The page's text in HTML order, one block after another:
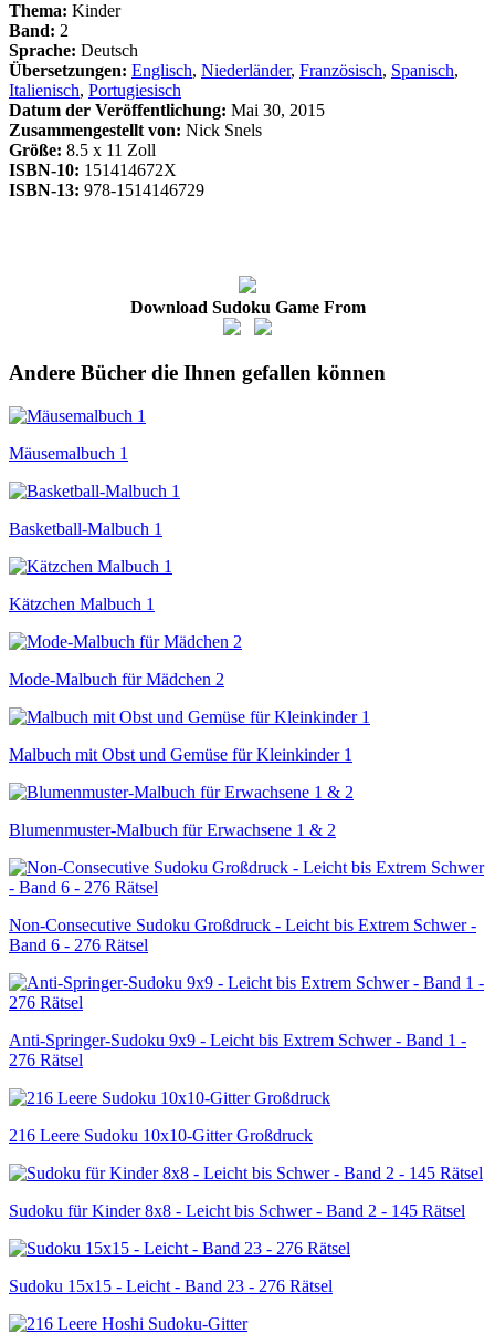
Thema: Kinder
Band: 2
Sprache: Deutsch
Übersetzungen: Englisch, Niederländer, Französisch, Spanisch,
Italienisch, Portugiesisch
Datum der Veröffentlichung: Mai 30, 2015
Zusammengestellt von: Nick Snels
Größe: 8.5 x 11 Zoll
ISBN-10: 151414672X
ISBN-13: 978-1514146729
Download Sudoku Game From
Andere Bücher die Ihnen gefallen können
Mäusemalbuch 1
Basketball-Malbuch 1
Kätzchen Malbuch 1
Mode-Malbuch für Mädchen 2
Malbuch mit Obst und Gemüse für Kleinkinder 1
Blumenmuster-Malbuch für Erwachsene 1 & 2
Non-Consecutive Sudoku Großdruck - Leicht bis Extrem Schwer -
Band 6 - 276 Rätsel
Anti-Springer-Sudoku 9x9 - Leicht bis Extrem Schwer - Band 1 -
276 Rätsel
216 Leere Sudoku 10x10-Gitter Großdruck
Sudoku für Kinder 8x8 - Leicht bis Schwer - Band 2 - 145 Rätsel
Sudoku 15x15 - Leicht - Band 23 - 276 Rätsel